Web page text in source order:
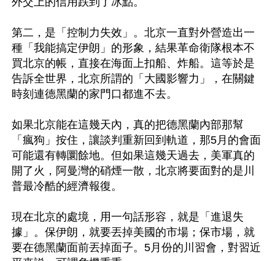
第二，是「控制力失效」。北京一直對外營造出一
種「我能搞定伊朗」的形象，結果革命衛隊根本不
買北京的帳，直接在海面上扣船、炸船。這等於是
告訴全世界，北京所謂的「大國影響力」，在關鍵
時刻連德黑蘭的家門口都進不去。
如果北京能在這幾天內，真的把德黑蘭內部那幫
「瘋狗」按住，讓談判重新回到軌道，那5月的會面
可能還有轉圜餘地。但如果這幾天過去，美軍真的
開了火，阿曼灣的硝煙一散，北京將要面對的是川
普最冷酷的經濟報復。
現在北京的處境，用一句話形容，就是「進退失
據」。保伊朗，就要丟掉美國的市場；保市場，就
要在德黑蘭面前丟掉面子。5月份的川習會，對習近